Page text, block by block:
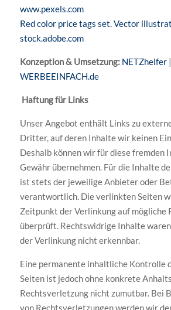
www.pexels.com
Red color price tags set. Vector
stock.adobe.com
Konzeption & Umsetzung: NETZhelfer|
WERBEEINFACH.de
Haftung für Links
Unser Angebot enthält Links zu
Dritter, auf deren Inhalte wir keinen
Deshalb können wir für diese fremden
Gewähr übernehmen. Für die Inhalte
ist stets der jeweilige Anbieter oder
verantwortlich. Die verlinkten Seiten
Zeitpunkt der Verlinkung auf mögliche
überprüft. Rechtswidrige Inhalte
der Verlinkung nicht erkennbar.
Eine permanente inhaltliche Kontrolle
Seiten ist jedoch ohne konkrete
Rechtsverletzung nicht zumutbar. Bei
von Rechtsverletzungen werden wir